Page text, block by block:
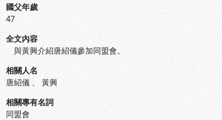
國父年歲
47
全文內容
與黃興介紹唐紹儀參加同盟會。
相關人名
唐紹儀 、 黃興
相關專有名詞
同盟會